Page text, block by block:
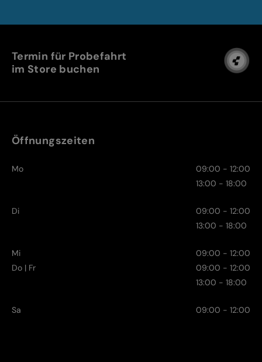
Termin für Probefahrt
im Store buchen
Öffnungszeiten
Mo
09:00 - 12:00
13:00 - 18:00
Di
09:00 - 12:00
13:00 - 18:00
Mi
09:00 - 12:00
Do | Fr
09:00 - 12:00
13:00 - 18:00
Sa 09:00 - 12:00